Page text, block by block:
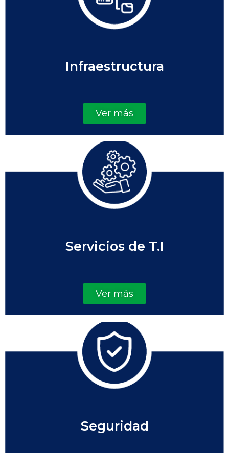
Infraestructura
Ver más
Servicios de T.I
Ver más
Seguridad